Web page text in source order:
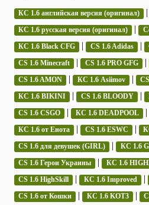
КС 1.6 английская версия (оригинал) |
КС 1.6 русская версия (оригинал) |
КС 1.6 Black CFG | CS 1.6 Adidas |
CS 1.6 Minecraft | CS 1.6 PRO GFG |
CS 1.6 AMON | КС 1.6 Asiimov |
КС 1.6 BIKINI | CS 1.6 BLOODY |
CS 1.6 CSGO | КС 1.6 DEADPOOL |
КС 1.6 от Енота | CS 1.6 ESWC |
CS 1.6 для девушек (GIRL) | КС 1.6
CS 1.6 Герои Украины | КС 1.6
CS 1.6 HighSkill | КС 1.6 Improved |
CS 1.6 от Кошки | КС 1.6 KOT3 |